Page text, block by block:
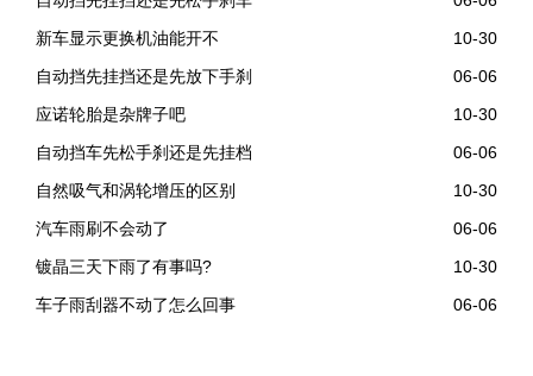
新车显示更换机油能开不
10-30
自动挡先挂挡还是先放下手刹
06-06
应诺轮胎是杂牌子吧
10-30
自动挡车先松手刹还是先挂档
06-06
自然吸气和涡轮增压的区别
10-30
汽车雨刷不会动了
06-06
镀晶三天下雨了有事吗?
10-30
车子雨刮器不动了怎么回事
06-06